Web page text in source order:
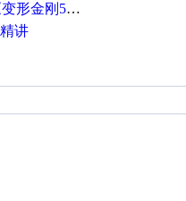
刚5》观影券
讲